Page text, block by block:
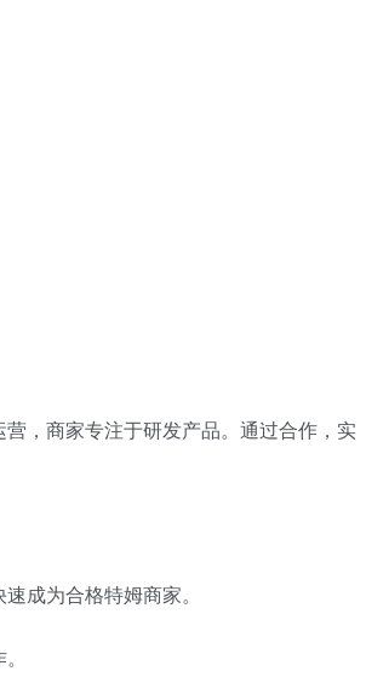
，商家专注于研发产品。通过合作，实
成为合格特姆商家。